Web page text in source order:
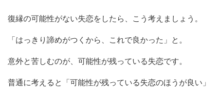
復縁の可能性がない失恋をしたら、こう考えましょう。
「はっきり諦めがつくから、これで良かった」と。
意外と苦しむのが、可能性が残っている失恋です。
普通に考えると「可能性が残っている失恋のほうが良い」